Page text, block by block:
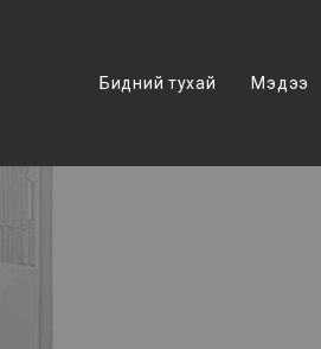
Бидний тухай Мэдээ